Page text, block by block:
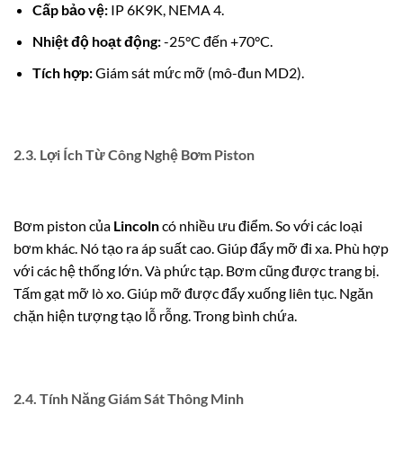
Cấp bảo vệ:IP 6K9K, NEMA 4.
Nhiệt độ hoạt động:-25°C đến +70°C.
Tích hợp:Giám sát mức mỡ (mô-đun MD2).
2.3. Lợi Ích Từ Công Nghệ Bơm Piston
Bơm piston của Lincolncó nhiều ưu điểm. So với các loại
bơm khác. Nó tạo ra áp suất cao. Giúp đẩy mỡ đi xa. Phù hợp
với các hệ thống lớn. Và phức tạp. Bơm cũng được trang bị.
Tấm gạt mỡ lò xo. Giúp mỡ được đẩy xuống liên tục. Ngăn
chặn hiện tượng tạo lỗ rỗng. Trong bình chứa.
2.4. Tính Năng Giám Sát Thông Minh